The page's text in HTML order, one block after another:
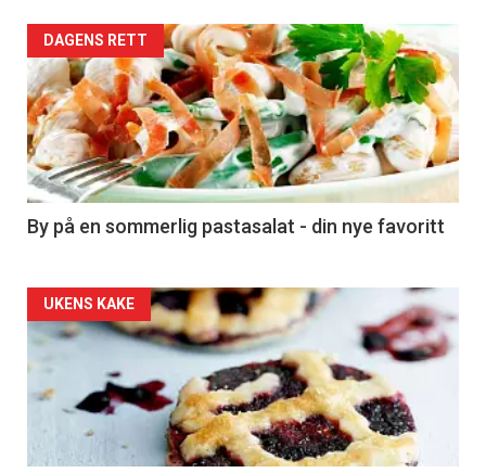
Forsiden
akkurat
nå
-
5
DAGENS RETT
By på en sommerlig pastasalat - din nye favoritt
Forsiden
akkurat
nå
UKENS KAKE